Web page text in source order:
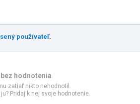
používateľ.
hodnotenia
zatiaľ nikto nehodnotil.
ju? Pridaj k nej svoje hodnotenie.